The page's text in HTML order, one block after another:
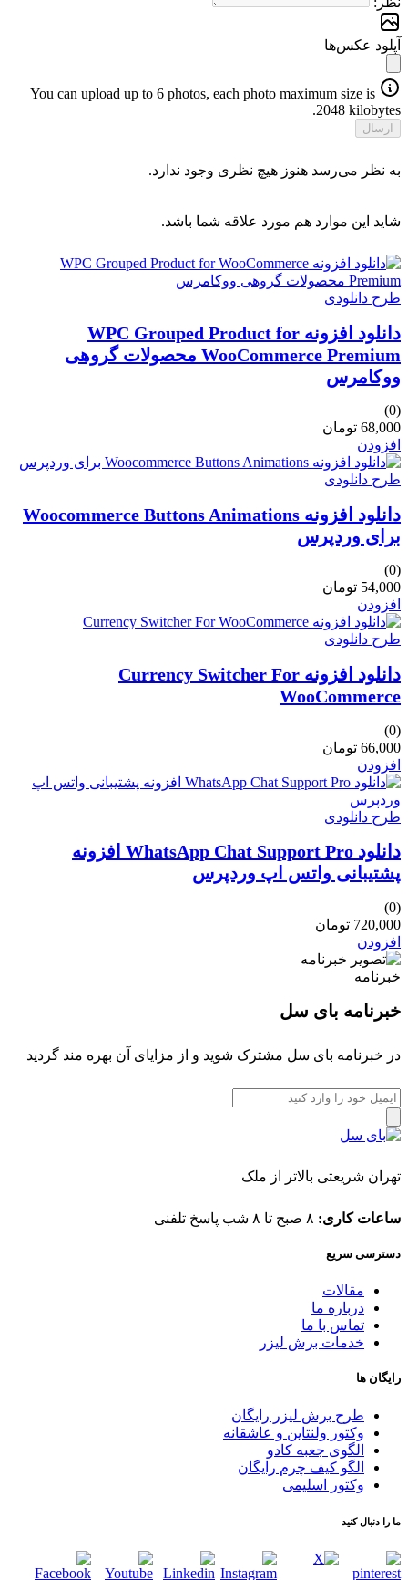
آپلود عکس‌ها
You can upload up to 6 photos, each photo maximum size is
2048 kilobytes.
ارسال
به نظر می‌رسد هنوز هیچ نظری وجود ندارد.
شاید این موارد هم مورد علاقه شما باشد.
طرح دانلودی
دانلود افزونه WPC Grouped Product for
WooCommerce Premium محصولات گروهی
ووکامرس
(0)
68,000 تومان
افزودن
طرح دانلودی
دانلود افزونه Woocommerce Buttons Animations
برای وردپرس
(0)
54,000 تومان
افزودن
طرح دانلودی
دانلود افزونه Currency Switcher For
WooCommerce
(0)
66,000 تومان
افزودن
طرح دانلودی
دانلود WhatsApp Chat Support Pro افزونه
پشتیبانی واتس اپ وردپرس
(0)
720,000 تومان
افزودن
خبرنامه
خبرنامه بای سل
در خبرنامه بای سل مشترک شوید و از مزایای آن بهره مند گردید
تهران شریعتی بالاتر از ملک
ساعات کاری: ۸ صبح تا ۸ شب پاسخ تلفنی
دسترسی سریع
مقالات
درباره ما
تماس با ما
خدمات برش لیزر
رایگان ها
طرح برش لیزر رایگان
وکتور ولنتاین و عاشقانه
الگوی جعبه کادو
الگو کیف چرم رایگان
وکتور اسلیمی
ما را دنبال کنید